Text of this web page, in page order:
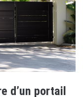
d’un portail